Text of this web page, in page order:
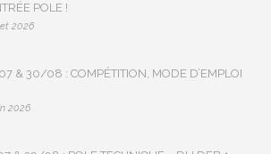
POLE !
2026
& 30/08 : COMPÉTITION, MODE D’EMPLOI
2026